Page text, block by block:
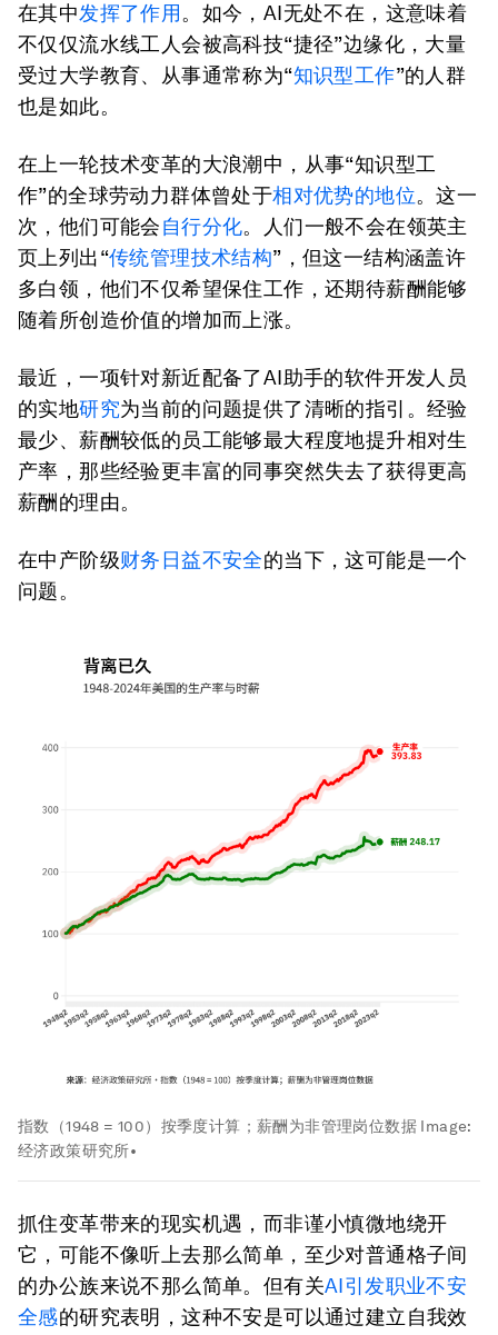
在其中发挥了作用 。如今，AI无处不在，这意味着
不仅仅流水线工人会被高科技“捷径”边缘化，大量
受过大学教育、从事通常称为“知识型工作”的人群
也是如此。
在上一轮技术变革的大浪潮中，从事“知识型工
作”的全球劳动力群体曾处于相对优势的地位。这一
次，他们可能会自行分化。人们一般不会在领英主
页上列出“传统管理技术结构”，但这一结构涵盖许
多白领，他们不仅希望保住工作，还期待薪酬能够
随着所创造价值的增加而上涨。
最近，一项针对新近配备了AI助手的软件开发人员
的实地研究为当前的问题提供了清晰的指引。经验
最少、薪酬较低的员工能够最大程度地提升相对生
产率，那些经验更丰富的同事突然失去了获得更高
薪酬的理由。
在中产阶级财务日益不安全的当下，这可能是一个
问题。
指数（1948 = 100）按季度计算；薪酬为非管理岗位数据 Image:
经济政策研究所•
抓住变革带来的现实机遇，而非谨小慎微地绕开
它，可能不像听上去那么简单，至少对普通格子间
的办公族来说不那么简单。但有关AI引发职业不安
全感的研究表明，这种不安是可以通过建立自我效